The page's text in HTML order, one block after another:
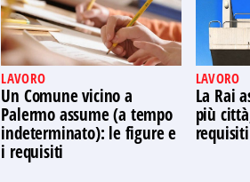
LAVORO
Un Comune vicino a
Palermo assume (a tempo
indeterminato): le figure e
i requisiti
LAVORO
La Rai
più